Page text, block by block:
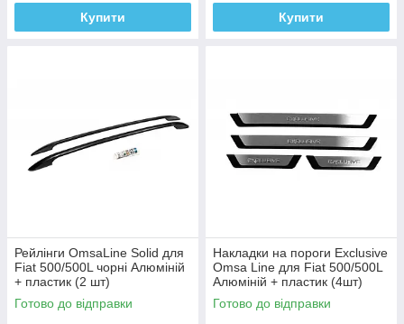
Купити Купити
Рейлінги OmsaLine Solid для
Fiat 500/500L чорні Алюміній
+ пластик (2 шт)
Готово до відправки
Накладки на пороги Exclusive
Omsa Line для Fiat 500/500L
Алюміній + пластик (4шт)
Готово до відправки